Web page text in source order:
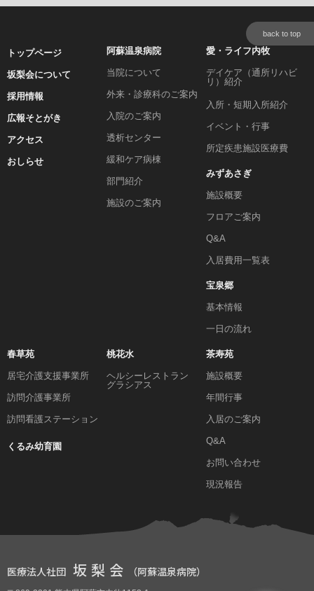
back to top
トップページ
坂梨会について
採用情報
広報そとがき
アクセス
おしらせ
阿蘇温泉病院
当院について
外来・診療科のご案内
入院のご案内
透析センター
緩和ケア病棟
部門紹介
施設のご案内
愛・ライフ内牧
デイケア（通所リハビ
リ）紹介
入所・短期入所紹介
イベント・行事
所定疾患施設医療費
みずあさぎ
施設概要
フロアご案内
Q&A
入居費用一覧表
宝泉郷
基本情報
一日の流れ
春草苑
居宅介護支援事業所
訪問介護事業所
訪問看護ステーション
くるみ幼育園
桃花水
ヘルシーレストラン
グラシアス
茶寿苑
施設概要
年間行事
入居のご案内
Q&A
お問い合わせ
現況報告
医療法人社団 坂梨会 （阿蘇温泉病院）